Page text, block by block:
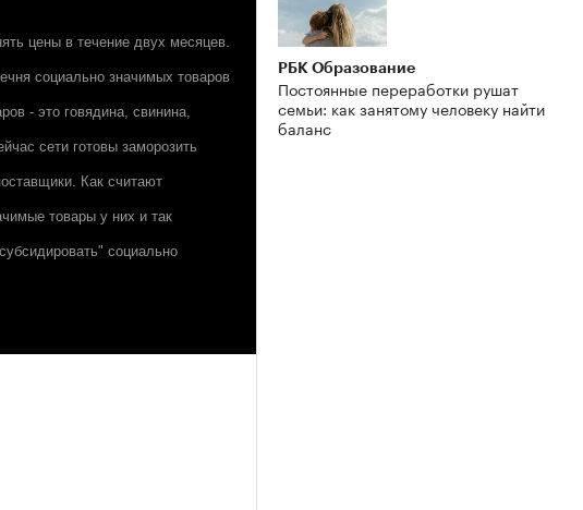
цены в течение двух месяцев.
социально значимых товаров
- это говядина, свинина,
сети готовы заморозить
Как считают
товары у них и так
социально
РБК Образование
Постоянные переработки рушат
семьи: как занятому человеку найти
баланс